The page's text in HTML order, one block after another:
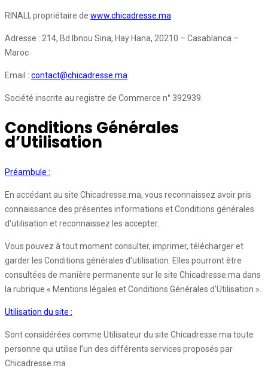
RINALI, propriétaire de www.chicadresse.ma
Adresse : 214, Bd Ibnou Sina, Hay Hana, 20210 – Casablanca –
Maroc
Email : contact@chicadresse.ma
Société inscrite au registre de Commerce n° 392939.
Conditions Générales
d’Utilisation
Préambule :
En accédant au site Chicadresse.ma, vous reconnaissez avoir pris
connaissance des présentes informations et Conditions générales
d'utilisation et reconnaissez les accepter.
Vous pouvez à tout moment consulter, imprimer, télécharger et
garder les Conditions générales d'utilisation. Elles pourront être
consultées de manière permanente sur le site Chicadresse.ma dans
la rubrique « Mentions légales et Conditions Générales d’Utilisation ».
Utilisation du site :
Sont considérées comme Utilisateur du site Chicadresse.ma toute
personne qui utilise l’un des différents services proposés par
Chicadresse.ma